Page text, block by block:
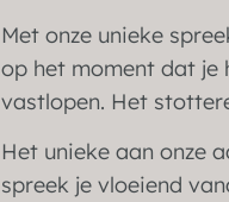
Met onze unieke
op het moment dat je
vastlopen. Het
Het unieke aan onze
spreek je vloeiend